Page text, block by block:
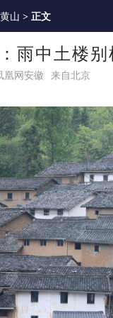
黄山 > 正文
雨中土楼别
凰网安徽 来自北京